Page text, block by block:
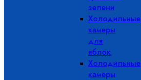
зелени
Холодильные
камеры
для
яблок
Холодильные
камеры